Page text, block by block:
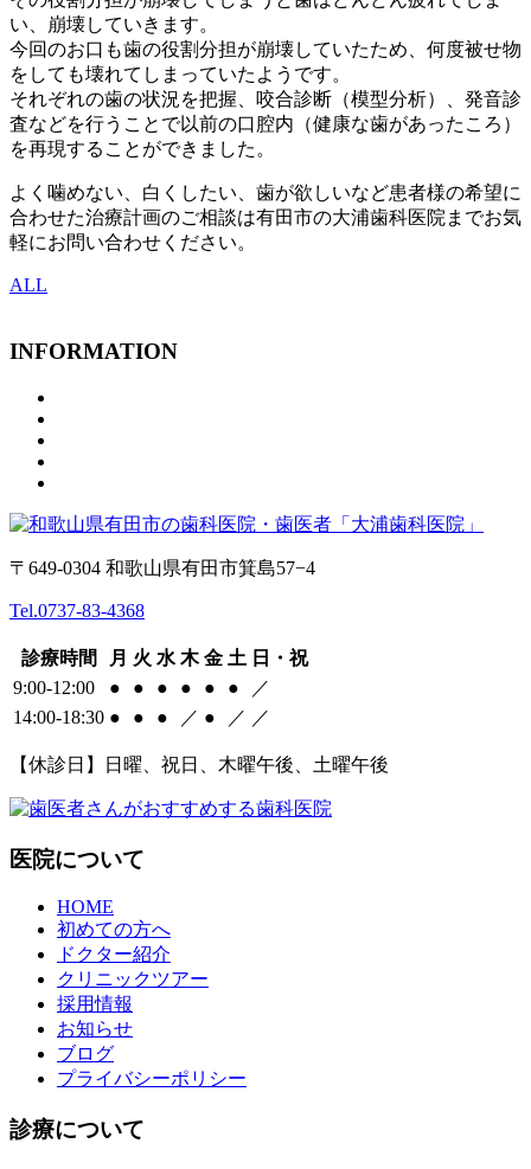
い、崩壊していきます。
今回のお口も歯の役割分担が崩壊していたため、何度被せ物
をしても壊れてしまっていたようです。
それぞれの歯の状況を把握、咬合診断（模型分析）、発音診
査などを行うことで以前の口腔内（健康な歯があったころ）
を再現することができました。
よく噛めない、白くしたい、歯が欲しいなど患者様の希望に
合わせた治療計画のご相談は有田市の大浦歯科医院までお気
軽にお問い合わせください。
ALL
INFORMATION
〒649-0304 和歌山県有田市箕島57−4
Tel.0737-83-4368
診療時間 月 火 水 木 金 土 日・祝
9:00-12:00
● ● ● ● ● ●
／
14:00-18:30 ● ● ● ／ ● ／ ／
【休診日】日曜、祝日、木曜午後、土曜午後
医院について
HOME
初めての方へ
ドクター紹介
クリニックツアー
採用情報
お知らせ
ブログ
プライバシーポリシー
診療について